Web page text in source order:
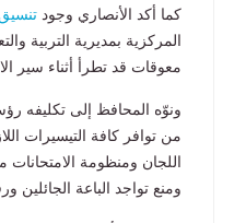
كما أكد الأنصاري وجود
المركزية بمديرية التربية
معوقات قد تطرأ أثناء سير
ونوّه المحافظ إلى تكليفه
من توافر كافة التيسيرات
اللجان ومنظومة
ومنع تواجد الباعة الجائلين